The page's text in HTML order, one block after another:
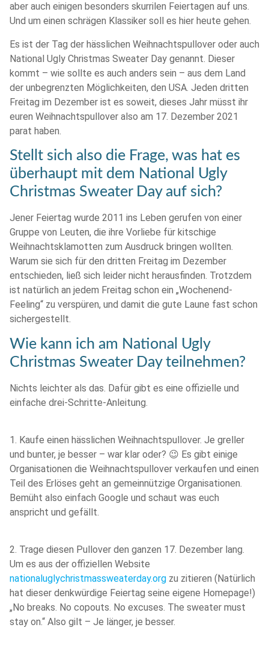
aber auch einigen besonders skurrilen Feiertagen auf uns.
Und um einen schrägen Klassiker soll es hier heute gehen.
Es ist der Tag der hässlichen Weihnachtspullover oder auch
National Ugly Christmas Sweater Day genannt. Dieser
kommt – wie sollte es auch anders sein – aus dem Land
der unbegrenzten Möglichkeiten, den USA. Jeden dritten
Freitag im Dezember ist es soweit, dieses Jahr müsst ihr
euren Weihnachtspullover also am 17. Dezember 2021
parat haben.
Stellt sich also die Frage, was hat es
überhaupt mit dem National Ugly
Christmas Sweater Day auf sich?
Jener Feiertag wurde 2011 ins Leben gerufen von einer
Gruppe von Leuten, die ihre Vorliebe für kitschige
Weihnachtsklamotten zum Ausdruck bringen wollten.
Warum sie sich für den dritten Freitag im Dezember
entschieden, ließ sich leider nicht herausfinden. Trotzdem
ist natürlich an jedem Freitag schon ein „Wochenend-
Feeling“ zu verspüren, und damit die gute Laune fast schon
sichergestellt.
Wie kann ich am National Ugly
Christmas Sweater Day teilnehmen?
Nichts leichter als das. Dafür gibt es eine offizielle und
einfache drei-Schritte-Anleitung.
1. Kaufe einen hässlichen Weihnachtspullover. Je greller
und bunter, je besser – war klar oder? 😉 Es gibt einige
Organisationen die Weihnachtspullover verkaufen und einen
Teil des Erlöses geht an gemeinnützige Organisationen.
Bemüht also einfach Google und schaut was euch
anspricht und gefällt.
2. Trage diesen Pullover den ganzen 17. Dezember lang.
Um es aus der offiziellen Website
nationaluglychristmassweaterday.org zu zitieren (Natürlich
hat dieser denkwürdige Feiertag seine eigene Homepage!)
„No breaks. No copouts. No excuses. The sweater must
stay on.“ Also gilt – Je länger, je besser.